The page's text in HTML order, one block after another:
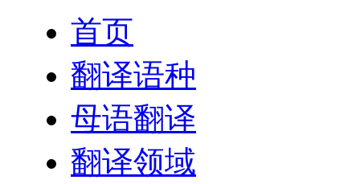
首页
翻译语种
母语翻译
翻译领域